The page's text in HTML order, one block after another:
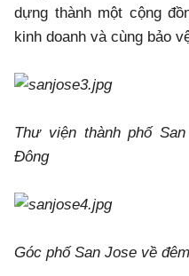
dựng thành một cộng
kinh doanh và cùng bảo
Thư viện thành phố
Đông
Góc phố San Jose về